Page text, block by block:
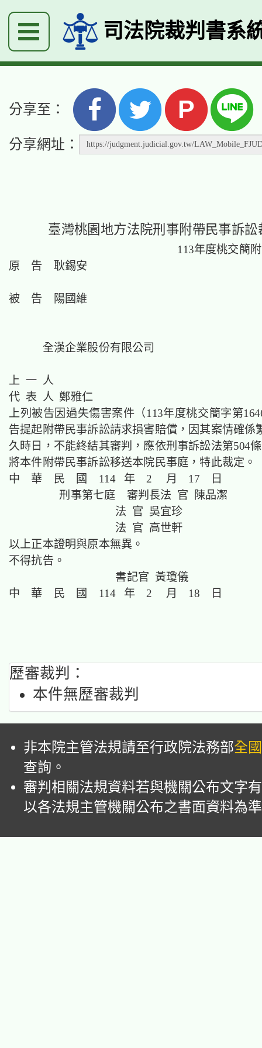
司法院裁判書系
分享至： P
分享網址：
臺灣桃園地方法院刑事附帶民事訴訟
113年度桃交簡
原 告 耿錫安
被 告 陽國維
全漢企業股份有限公司
上 一 人
代 表 人 鄭雅仁
上列被告因過失傷害案件（113年度桃交簡字第
告提起附帶民事訴訟請求損害賠償，因其案情確係
久時日，不能終結其審判，應依刑事訴訟法第504
將本件附帶民事訴訟移送本院民事庭，特此裁定。
中 華 民 國 114 年 2 月 17 日
刑事第七庭 審判長法 官
陳品潔
法 官 吳宜珍
法 官 高世軒
以上正本證明與原本無異。
不得抗告。
書記官 黃瓊儀
中 華 民 國 114 年 2 月 18 日
歷審裁判：
本件無歷審裁判
非本院主管法規請至行政院法務部全
查詢。
審判相關法規資料若與機關公布文字
以各法規主管機關公布之書面資料為